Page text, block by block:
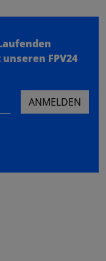
FPV24
ANMELDEN